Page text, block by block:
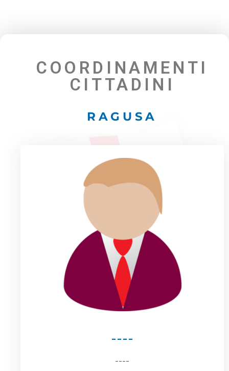
COORDINAMENTI
CITTADINI
RAGUSA
----
----